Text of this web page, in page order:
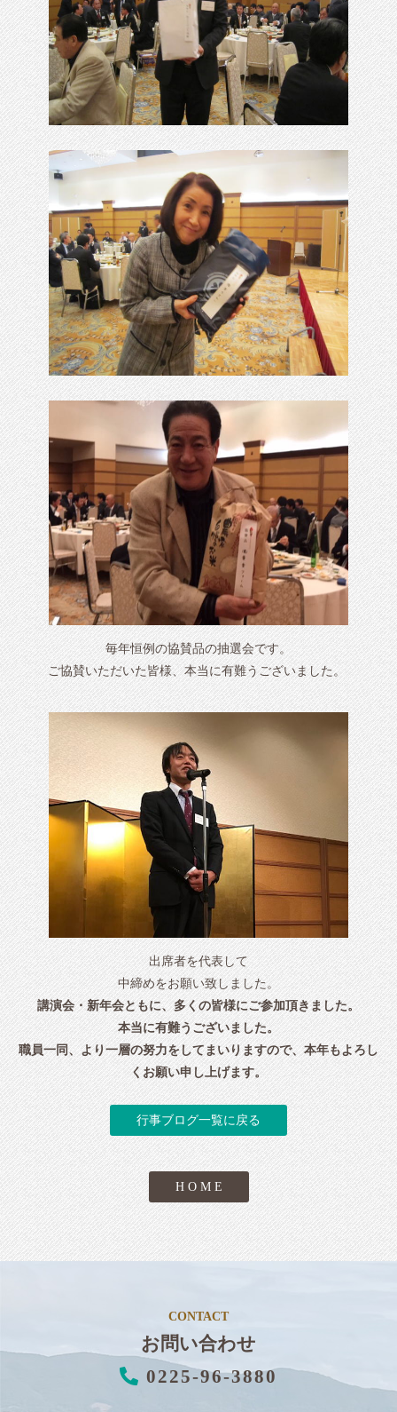
毎年恒例の協賛品の抽選会です。
ご協賛いただいた皆様、本当に有難うございました。
出席者を代表して
中締めをお願い致しました。
講演会・新年会ともに、多くの皆様にご参加頂きました。
本当に有難うございました。
職員一同、より一層の努力をしてまいりますので、本年もよろし
くお願い申し上げます。
行事ブログ一覧に戻る
H O M E
CONTACT
お問い合わせ
0225-96-3880